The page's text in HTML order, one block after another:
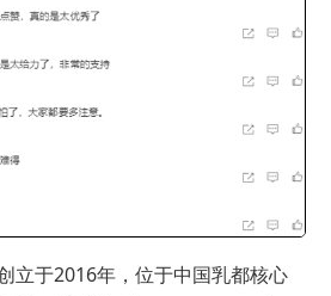
立于2016年，位于中国乳都核心